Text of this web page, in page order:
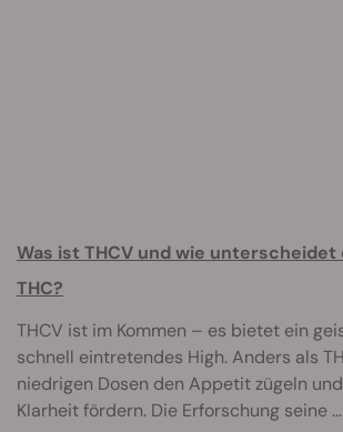
Was ist THCV und wie unterscheidet
THC?
THCV ist im Kommen – es bietet ein
schnell eintretendes High. Anders als
niedrigen Dosen den Appetit zügeln
Klarheit fördern. Die Erforschung seine ...